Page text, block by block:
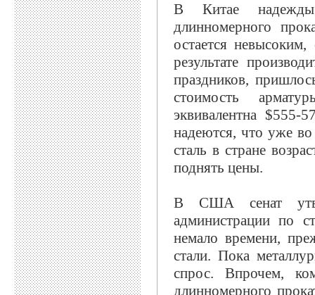
В Китае надежды
длинномерного
остается
результате
праздников,
стоимость
эквивалентна
надеются, что уже
сталь в стране
поднять цены.
В США сенат
администрации по
немало времени,
стали. Пока
спрос. Впрочем,
длинномерного